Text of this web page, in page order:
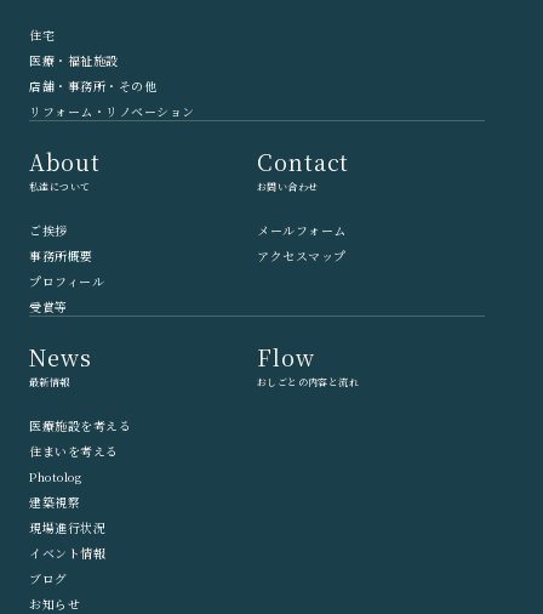
住宅
医療・福祉施設
店舗・事務所・その他
リフォーム・リノベーション
About
私達について
ご挨拶
事務所概要
プロフィール
受賞等
Contact
お問い合わせ
メールフォーム
アクセスマップ
News
最新情報
医療施設を考える
住まいを考える
Photolog
建築視察
現場進行状況
イベント情報
ブログ
お知らせ
Flow
おしごとの内容と流れ